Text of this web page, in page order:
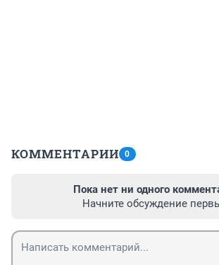
КОММЕНТАРИИ 0
Пока нет ни одного
Начните обсуждение